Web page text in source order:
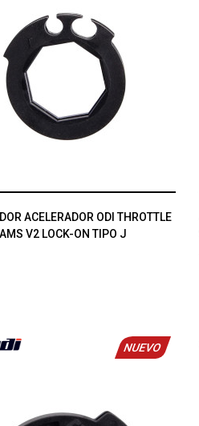
ACELERADOR ODI THROTTLE
V2 LOCK-ON TIPO J
NUEVO